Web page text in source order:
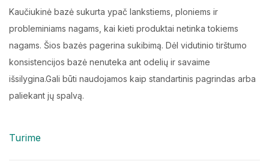
Kaučiukinė bazė sukurta ypač lankstiems, ploniems ir
probleminiams nagams, kai kieti produktai netinka tokiems
nagams. Šios bazės pagerina sukibimą. Dėl vidutinio tirštumo
konsistencijos bazė nenuteka ant odelių ir savaime
išsilygina.Gali būti naudojamos kaip standartinis pagrindas arba
paliekant jų spalvą.
Turime
Prisijungti
Registracija